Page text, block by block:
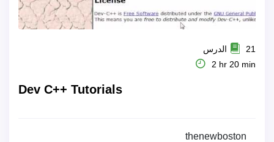
21 الدرس
2 hr 20 min
Dev C++ Tutorials
thenewboston